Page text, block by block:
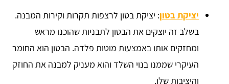
יציקת בטון: יציקת בטון לרצפות תקרות וקירות המבנה.
בשלב זה יוצקים את הבטון לתבניות שהוכנו מראש
ומחזקים אותו באמצעות מוטות פלדה. הבטון הוא החומר
העיקרי שממנו בנוי השלד והוא מעניק למבנה את החוזק
והיציבות שלו.